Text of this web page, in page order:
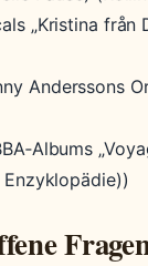
„Kristina från
Anderssons